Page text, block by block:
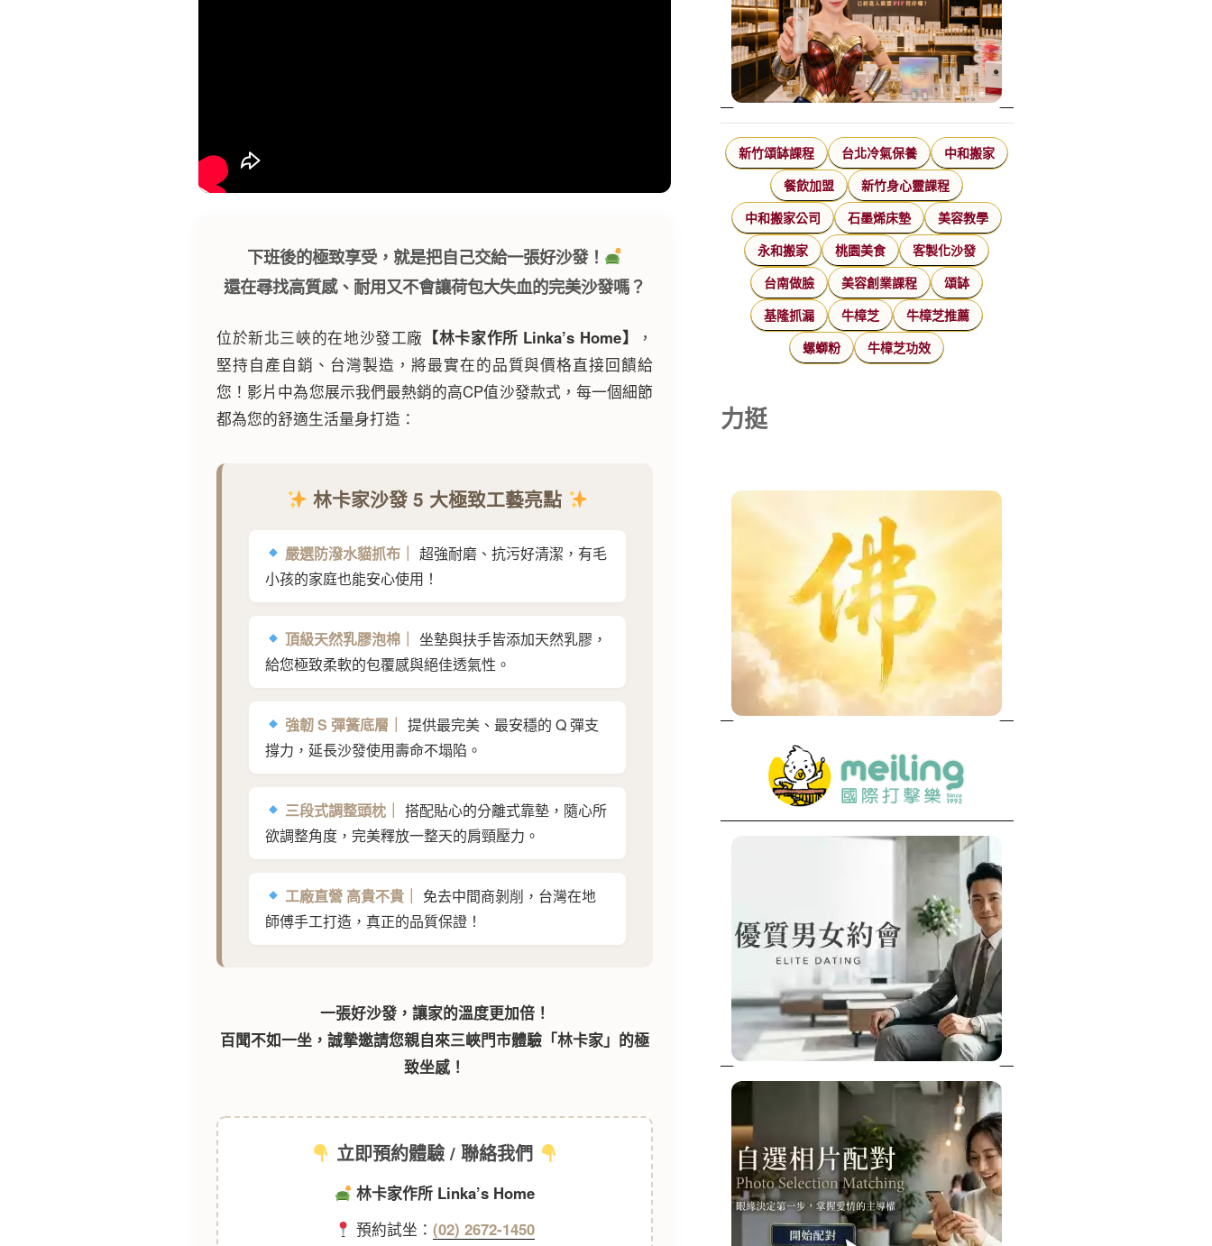
下班後的極致享受，就是把自己交給一張好沙發！
還在尋找高質感、耐用又不會讓荷包大失血的完美沙發嗎？
位於新北三峽的在地沙發工廠 【林卡家作所 Linka’s Home】
，
堅持自產自銷、台灣製造，將最實在的品質與價格直接回饋給
您！影片中為您展示我們最熱銷的高CP值沙發款式，每一個細節
都為您的舒適生活量身打造：
林卡家沙發 5 大極致工藝亮點
嚴選防潑水貓抓布｜ 超強耐磨、抗污好清潔，有毛
小孩的家庭也能安心使用！
頂級天然乳膠泡棉｜ 坐墊與扶手皆添加天然乳膠，
給您極致柔軟的包覆感與絕佳透氣性。
強韌 S 彈簧底層｜ 提供最完美、最安穩的 Q 彈支
撐力，延長沙發使用壽命不塌陷。
三段式調整頭枕｜ 搭配貼心的分離式靠墊，隨心所
欲調整角度，完美釋放一整天的肩頸壓力。
工廠直營 高貴不貴｜ 免去中間商剝削，台灣在地
師傅手工打造，真正的品質保證！
一張好沙發，讓家的溫度更加倍！
百聞不如一坐，誠摯邀請您親自來三峽門市體驗「林卡家」的極
致坐感！
立即預約體驗 / 聯絡我們
林卡家作所 Linka’s Home
預約試坐：(02) 2672-1450
新竹頌缽課程 台北冷氣保養 中和搬家
餐飲加盟 新竹身心靈課程
中和搬家公司 石墨烯床墊 美容教學
永和搬家 桃園美食 客製化沙發
台南做臉 美容創業課程 頌缽
基隆抓漏 牛樟芝 牛樟芝推薦
螺螄粉 牛樟芝功效
力挺